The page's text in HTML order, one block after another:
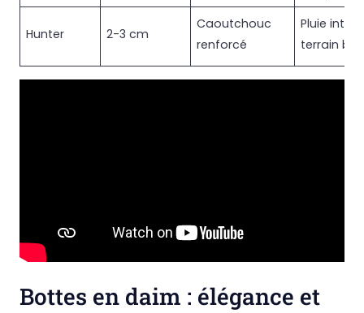
Hunter 2-3 cm
Caoutchouc
renforcé
Pluie
terrain
Bottes en daim : élégance et